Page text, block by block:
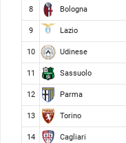
8 Bologna
9 Lazio
10 Udinese
11 Sassuolo
12 Parma
13 Torino
14 Cagliari